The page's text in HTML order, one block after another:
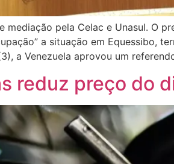
mediação pela Celac e Unasul. O
a situação em Equessibo,
a Venezuela aprovou um
reduz preço do